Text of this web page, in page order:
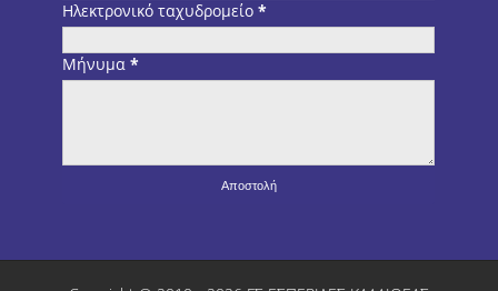
Ηλεκτρονικό ταχυδρομείο*
Μήνυμα*